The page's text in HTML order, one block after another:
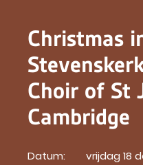
Christmas
Choir of St
Cambridge
Datum:
vrijdag 18